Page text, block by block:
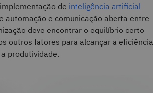
de inteligência artificial
automação e comunicação aberta entre
deve encontrar o equilíbrio certo
outros fatores para alcançar a eficiência
produtividade.